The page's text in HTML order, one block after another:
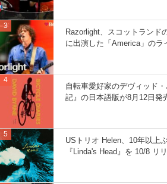
Razorlight、スコットランド
に出演した「America」のラ
自転車愛好家のデヴィッド
記』の日本語版が8月12日発
USトリオ Helen、10年以上
『Linda's Head』を 10/8 リ